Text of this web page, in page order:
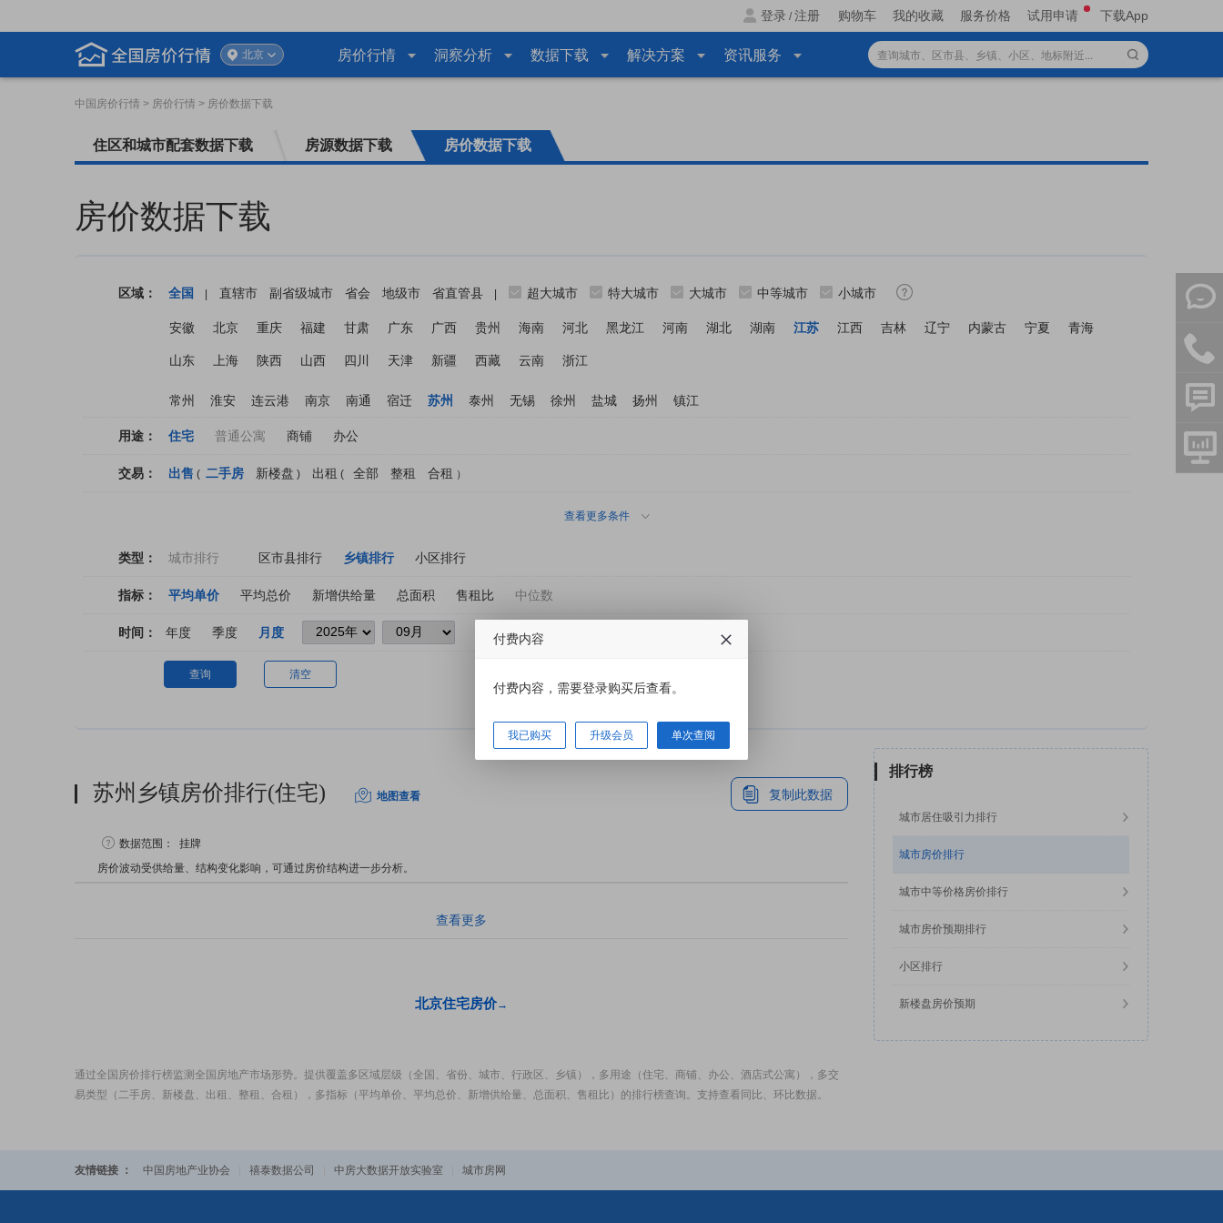
登录 / 注册 购物车 我的收藏 服务价格 试用申请 下载App
北京 房价行情 洞察分析 数据下载 解决方案 资讯服务
中国房价行情 > 房价行情 > 房价数据下载
住区和城市配套数据下载 房源数据下载 房价数据下载
房价数据下载
区域： 全国 直辖市 副省级城市 省会 地级市 省直管县 超大城市 特大城市 大城市 中等城市 小城市
安徽 北京 重庆 福建 甘肃 广东 广西 贵州 海南 河北 黑龙江 河南 湖北 湖南 江苏 江西 吉林 辽宁 内蒙古 宁夏 青海
山东 上海 陕西 山西 四川 天津 新疆 西藏 云南 浙江
常州 淮安 连云港 南京 南通 宿迁 苏州 泰州 无锡 徐州 盐城 扬州 镇江
用途： 住宅 普通公寓 商铺 办公
交易： 出售 ( 二手房 新楼盘 ) 出租 ( 全部 整租 合租 ）
查看更多条件
类型： 城市排行 区市县排行 乡镇排行 小区排行
指标： 平均单价 平均总价 新增供给量 总面积 售租比 中位数
时间： 年度 季度 月度
查询 清空
苏州乡镇房价排行(住宅) 地图查看
数据范围：
挂牌
房价波动受供给量、结构变化影响，可通过房价结构进一步分析。
复制此数据
查看更多
北京住宅房价→
通过全国房价排行榜监测全国房地产市场形势。提供覆盖多区域层级（全国、省份、城市、行政区、乡镇），多用途（住宅、商铺、办公、酒店式公寓），多交
易类型（二手房、新楼盘、出租、整租、合租），多指标（平均单价、平均总价、新增供给量、总面积、售租比）的排行榜查询。支持查看同比、环比数据。
排行榜
城市居住吸引力排行
城市房价排行
城市中等价格房价排行
城市房价预期排行
小区排行
新楼盘房价预期
友情链接 ： 中国房地产业协会 禧泰数据公司 中房大数据开放实验室 城市房网
付费内容
付费内容，需要登录购买后查看。
我已购买 升级会员 单次查阅